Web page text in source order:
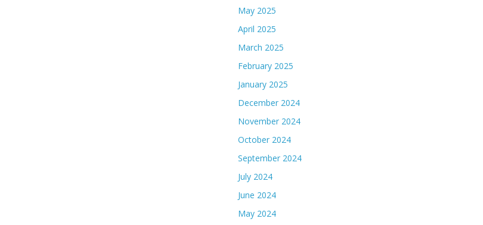
May 2025
April 2025
March 2025
February 2025
January 2025
December 2024
November 2024
October 2024
September 2024
July 2024
June 2024
May 2024